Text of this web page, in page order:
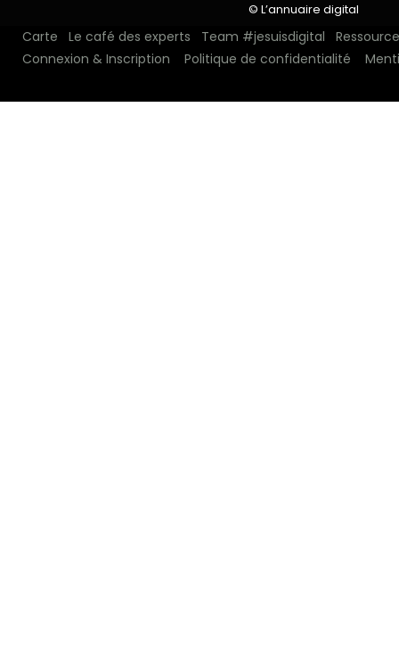
Carte Le café des experts Team #jesuisdigital
Connexion & Inscription
Politique de confidentialité
© L’annuaire digital